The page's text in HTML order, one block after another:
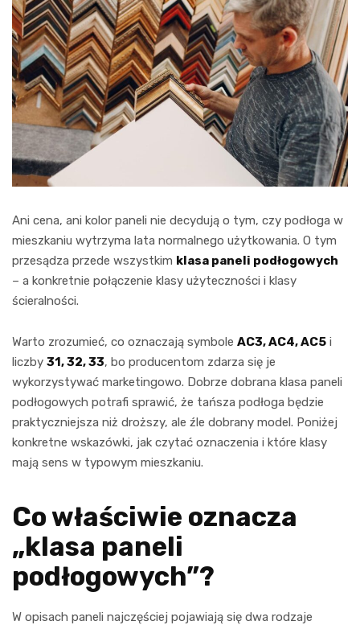
Ani cena, ani kolor paneli nie decydują o tym, czy podłoga w
mieszkaniu wytrzyma lata normalnego użytkowania. O tym
przesądza przede wszystkim klasa paneli podłogowych
– a konkretnie połączenie klasy użyteczności i klasy
ścieralności.
Warto zrozumieć, co oznaczają symbole AC3, AC4, AC5 i
liczby 31, 32, 33, bo producentom zdarza się je
wykorzystywać marketingowo. Dobrze dobrana klasa paneli
podłogowych potrafi sprawić, że tańsza podłoga będzie
praktyczniejsza niż droższy, ale źle dobrany model. Poniżej
konkretne wskazówki, jak czytać oznaczenia i które klasy
mają sens w typowym mieszkaniu.
Co właściwie oznacza
„klasa paneli
podłogowych”?
W opisach paneli najczęściej pojawiają się dwa rodzaje